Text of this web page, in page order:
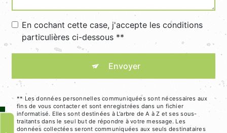
En cochant cette case, j'accepte les conditions
particulières ci-dessous **
Envoyer
** Les données personnelles communiquées sont nécessaires aux
fins de vous contacter et sont enregistrées dans un fichier
informatisé. Elles sont destinées à L'arbre de A à Z et ses sous-
traitants dans le seul but de répondre à votre message. Les
données collectées seront communiquées aux seuls destinataires